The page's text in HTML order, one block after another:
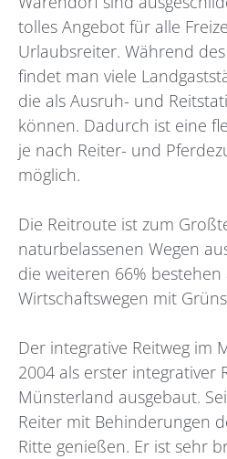
tolles Angebot für alle
Urlaubsreiter. Während
findet man viele
die als Ausruh- und
können. Dadurch ist eine
je nach Reiter- und
möglich.
Die Reitroute ist zum
naturbelassenen Wegen
die weiteren 66%
Wirtschaftswegen mit
Der integrative Reitweg im
2004 als erster integrativer
Münsterland ausgebaut.
Reiter mit Behinderungen
Ritte genießen. Er ist sehr